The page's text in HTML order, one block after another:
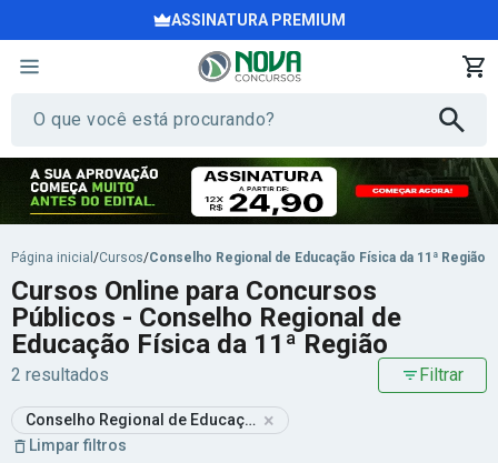
ASSINATURA PREMIUM
Página inicial /Cursos/Conselho Regional de Educação Física da 11ª Região
Cursos Online para Concursos
Públicos - Conselho Regional de
Educação Física da 11ª Região
2 resultados Filtrar
Conselho Regional de Educação Física da 11ª Região
×
Limpar filtros